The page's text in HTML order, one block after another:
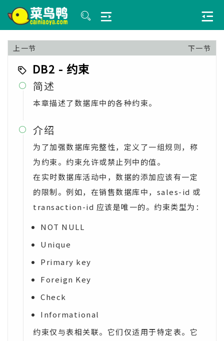
上一节 下一节
DB2 - 约束
 简述
本章描述了数据库中的各种约束。
 介绍
为了加强数据库完整性，定义了一组规则，称
为约束。约束允许或禁止列中的值。
在实时数据库活动中，数据的添加应该有一定
的限制。例如，在销售数据库中，sales-id 或
transaction-id 应该是唯一的。约束类型为：
NOT NULL
Unique
Primary key
Foreign Key
Check
Informational
约束仅与表相关联。它们仅适用于特定表。它